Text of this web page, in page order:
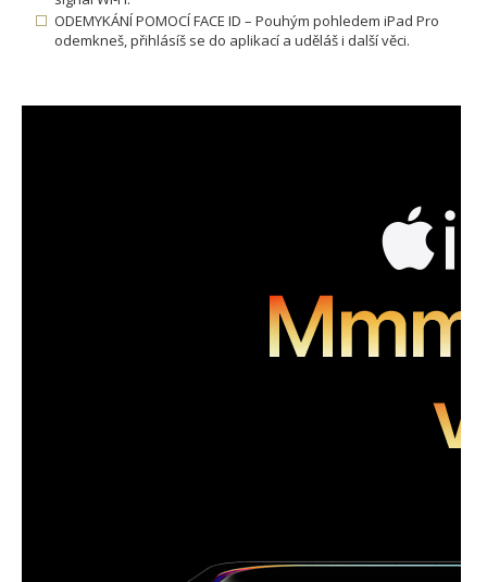
ODEMYKÁNÍ POMOCÍ FACE ID – Pouhým pohledem iPad Pro
odemkneš, přihlásíš se do aplikací a uděláš i další věci.